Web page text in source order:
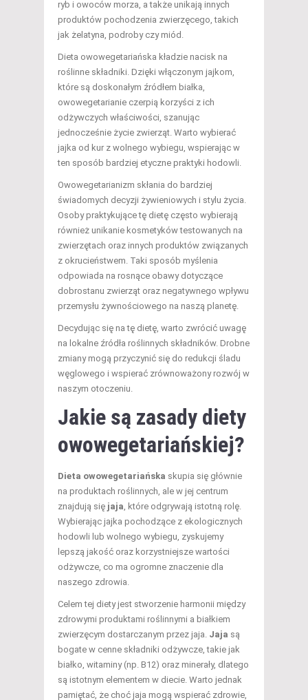
ryb i owoców morza, a także unikają innych
produktów pochodzenia zwierzęcego, takich
jak żelatyna, podroby czy miód.
Dieta owowegetariańska kładzie nacisk na
roślinne składniki. Dzięki włączonym jajkom,
które są doskonałym źródłem białka,
owowegetarianie czerpią korzyści z ich
odżywczych właściwości, szanując
jednocześnie życie zwierząt. Warto wybierać
jajka od kur z wolnego wybiegu, wspierając w
ten sposób bardziej etyczne praktyki hodowli.
Owowegetarianizm skłania do bardziej
świadomych decyzji żywieniowych i stylu życia.
Osoby praktykujące tę dietę często wybierają
również unikanie kosmetyków testowanych na
zwierzętach oraz innych produktów związanych
z okrucieństwem. Taki sposób myślenia
odpowiada na rosnące obawy dotyczące
dobrostanu zwierząt oraz negatywnego wpływu
przemysłu żywnościowego na naszą planetę.
Decydując się na tę dietę, warto zwrócić uwagę
na lokalne źródła roślinnych składników. Drobne
zmiany mogą przyczynić się do redukcji śladu
węglowego i wspierać zrównoważony rozwój w
naszym otoczeniu.
Jakie są zasady diety
owowegetariańskiej?
Dieta owowegetariańska skupia się głównie
na produktach roślinnych, ale w jej centrum
znajdują się jaja, które odgrywają istotną rolę.
Wybierając jajka pochodzące z ekologicznych
hodowli lub wolnego wybiegu, zyskujemy
lepszą jakość oraz korzystniejsze wartości
odżywcze, co ma ogromne znaczenie dla
naszego zdrowia.
Celem tej diety jest stworzenie harmonii między
zdrowymi produktami roślinnymi a białkiem
zwierzęcym dostarczanym przez jaja. Jaja są
bogate w cenne składniki odżywcze, takie jak
białko, witaminy (np. B12) oraz minerały, dlatego
są istotnym elementem w diecie. Warto jednak
pamiętać, że choć jaja mogą wspierać zdrowie,